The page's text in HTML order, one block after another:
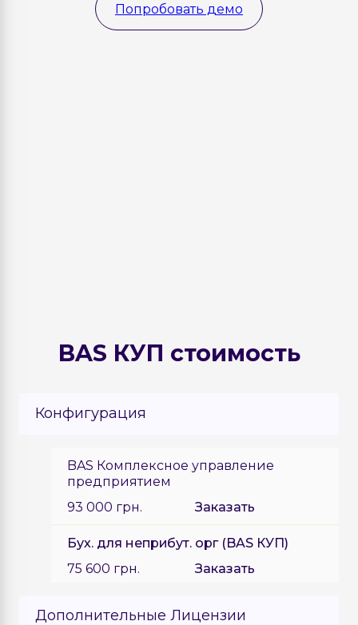
Попробовать демо
BAS КУП стоимость
Конфигурация
BAS Комплексное управление
предприятием
93 000 грн.
Заказать
Бух. для неприбут. орг (BAS КУП)
75 600 грн.
Заказать
Дополнительные Лицензии